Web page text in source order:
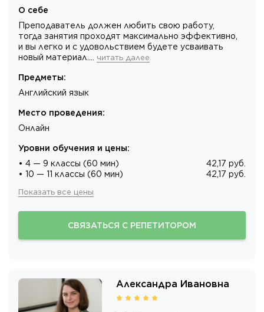
О себе
Преподаватель должен любить свою работу,
тогда занятия проходят максимально эффективно,
и вы легко и с удовольствием будете усваивать
новый материал.… читать далее
Предметы:
Английский язык
Место проведения:
Онлайн
Уровни обучения и цены:
• 4 — 9 классы (60 мин)
42,17 руб.
• 10 — 11 классы (60 мин)
42,17 руб.
Показать все цены
СВЯЗАТЬСЯ С РЕПЕТИТОРОМ
Александра Ивановна